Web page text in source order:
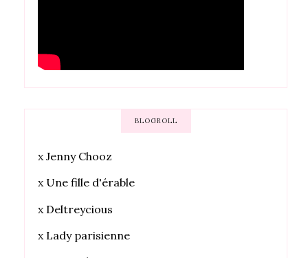
BLOGROLL
x Jenny Chooz
x Une fille d'érable
x Deltreycious
x Lady parisienne